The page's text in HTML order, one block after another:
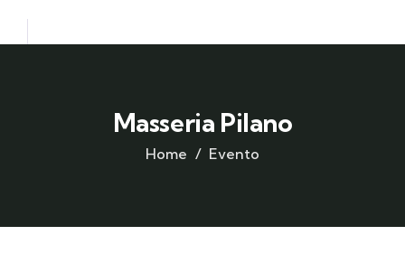
Masseria Pilano
Home Evento